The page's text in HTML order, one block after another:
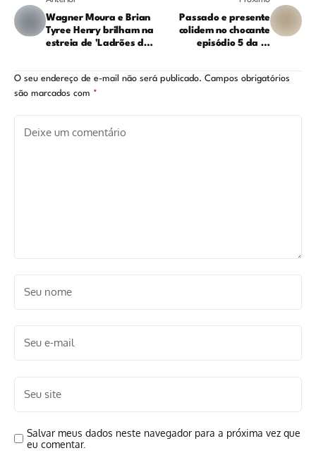
Wagner Moura e Brian
Tyree Henry brilham na
estreia de 'Ladrões de
Passado e presente
colidem no chocante
episódio 5 da 3ª
O seu endereço de e-mail não será publicado. Campos obrigatórios
são marcados com *
Salvar meus dados neste navegador para a próxima vez que
eu comentar.